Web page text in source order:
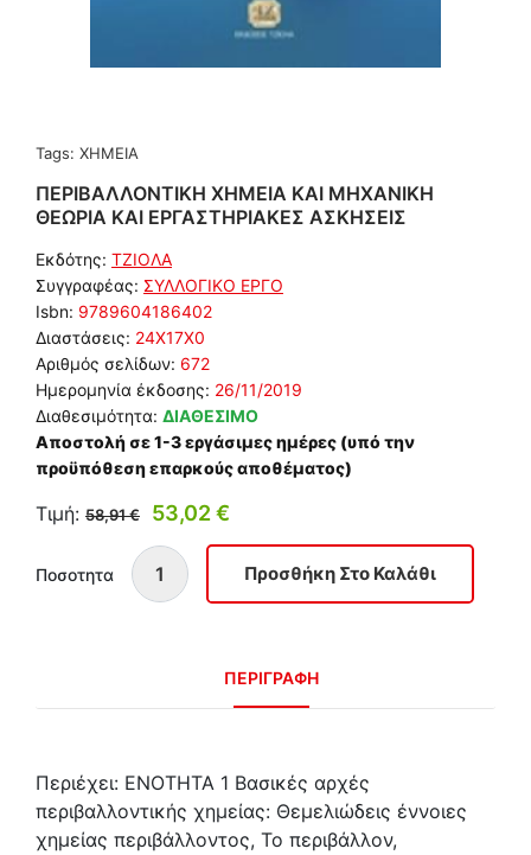
Tags: ΧΗΜΕΙΑ
ΠΕΡΙΒΑΛΛΟΝΤΙΚΗ ΧΗΜΕΙΑ ΚΑΙ ΜΗΧΑΝΙΚΗ
ΘΕΩΡΙΑ ΚΑΙ ΕΡΓΑΣΤΗΡΙΑΚΕΣ ΑΣΚΗΣΕΙΣ
Εκδότης: ΤΖΙΟΛΑ
Συγγραφέας: ΣΥΛΛΟΓΙΚΟ ΕΡΓΟ
Isbn: 9789604186402
Διαστάσεις: 24Χ17Χ0
Αριθμός σελίδων: 672
Ημερομηνία έκδοσης: 26/11/2019
Διαθεσιμότητα: ΔΙΑΘΕΣΙΜΟ
Αποστολή σε 1-3 εργάσιμες ημέρες (υπό την
προϋπόθεση επαρκούς αποθέματος)
Τιμή: 58,91 € 53,02 €
Ποσοτητα
ΠΕΡΙΓΡΑΦΗ
Περιέχει: ΕΝΟΤΗΤΑ 1 Βασικές αρχές
περιβαλλοντικής χημείας: Θεμελιώδεις έννοιες
χημείας περιβάλλοντος, Το περιβάλλον,